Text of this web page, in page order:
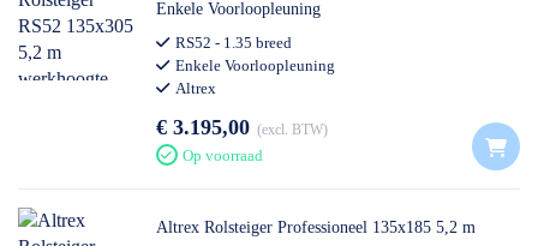
Enkele Voorloopleuning
RS52 - 1.35 breed
Enkele Voorloopleuning
Altrex
€ 3.195,00 excl. BTW
Op voorraad
Altrex Rolsteiger Professioneel 135x185 5,2 m